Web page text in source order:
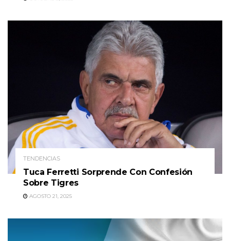
TENDENCIAS
Tuca Ferretti Sorprende Con Confesión
Sobre Tigres
AGOSTO 21, 2025